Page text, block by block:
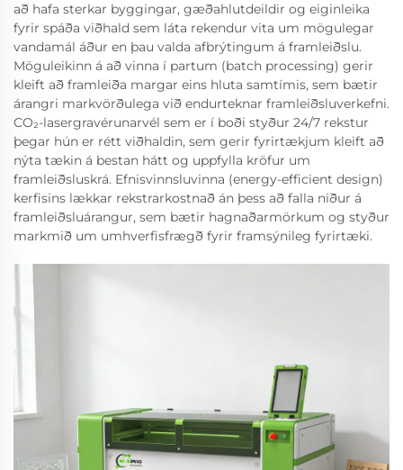
að hafa sterkar byggingar, gæðahlutdeildir og eiginleika
fyrir spáða viðhald sem láta rekendur vita um mögulegar
vandamál áður en þau valda afbrýtingum á framleiðslu.
Möguleikinn á að vinna í partum (batch processing) gerir
kleift að framleiða margar eins hluta samtímis, sem bætir
árangri markvörðulega við endurteknar framleiðsluverkefni.
CO₂-lasergravérunarvél sem er í boði styður 24/7 rekstur
þegar hún er rétt viðhaldin, sem gerir fyrirtækjum kleift að
nýta tækin á bestan hátt og uppfylla kröfur um
framleiðsluskrá. Efnisvinnsluvinna (energy-efficient design)
kerfisins lækkar rekstrarkostnað án þess að falla niður á
framleiðsluárangur, sem bætir hagnaðarmörkum og styður
markmið um umhverfisfrægð fyrir framsýnileg fyrirtæki.